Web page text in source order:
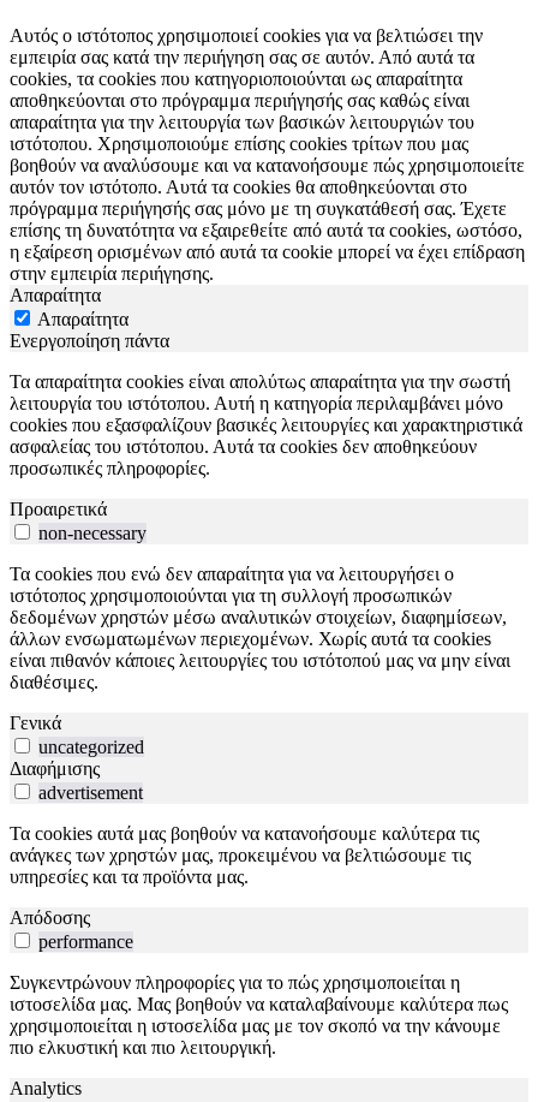
Αυτός ο ιστότοπος χρησιμοποιεί cookies για να βελτιώσει την
εμπειρία σας κατά την περιήγηση σας σε αυτόν. Από αυτά τα
cookies, τα cookies που κατηγοριοποιούνται ως απαραίτητα
αποθηκεύονται στο πρόγραμμα περιήγησής σας καθώς είναι
απαραίτητα για την λειτουργία των βασικών λειτουργιών του
ιστότοπου. Χρησιμοποιούμε επίσης cookies τρίτων που μας
βοηθούν να αναλύσουμε και να κατανοήσουμε πώς χρησιμοποιείτε
αυτόν τον ιστότοπο. Αυτά τα cookies θα αποθηκεύονται στο
πρόγραμμα περιήγησής σας μόνο με τη συγκατάθεσή σας. Έχετε
επίσης τη δυνατότητα να εξαιρεθείτε από αυτά τα cookies, ωστόσο,
η εξαίρεση ορισμένων από αυτά τα cookie μπορεί να έχει επίδραση
στην εμπειρία περιήγησης.
Απαραίτητα
Απαραίτητα
Ενεργοποίηση πάντα
Τα απαραίτητα cookies είναι απολύτως απαραίτητα για την σωστή
λειτουργία του ιστότοπου. Αυτή η κατηγορία περιλαμβάνει μόνο
cookies που εξασφαλίζουν βασικές λειτουργίες και χαρακτηριστικά
ασφαλείας του ιστότοπου. Αυτά τα cookies δεν αποθηκεύουν
προσωπικές πληροφορίες.
Προαιρετικά
non-necessary
Τα cookies που ενώ δεν απαραίτητα για να λειτουργήσει ο
ιστότοπος χρησιμοποιούνται για τη συλλογή προσωπικών
δεδομένων χρηστών μέσω αναλυτικών στοιχείων, διαφημίσεων,
άλλων ενσωματωμένων περιεχομένων. Χωρίς αυτά τα cookies
είναι πιθανόν κάποιες λειτουργίες του ιστότοπού μας να μην είναι
διαθέσιμες.
Γενικά
uncategorized
Διαφήμισης
advertisement
Τα cookies αυτά μας βοηθούν να κατανοήσουμε καλύτερα τις
ανάγκες των χρηστών μας, προκειμένου να βελτιώσουμε τις
υπηρεσίες και τα προϊόντα μας.
Απόδοσης
performance
Συγκεντρώνουν πληροφορίες για το πώς χρησιμοποιείται η
ιστοσελίδα μας. Μας βοηθούν να καταλαβαίνουμε καλύτερα πως
χρησιμοποιείται η ιστοσελίδα μας με τον σκοπό να την κάνουμε
πιο ελκυστική και πιο λειτουργική.
Analytics